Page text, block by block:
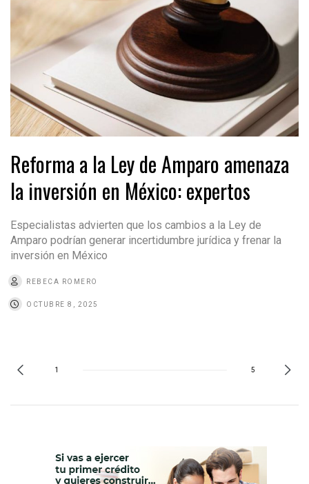
Reforma a la Ley de Amparo amenaza
la inversión en México: expertos
Especialistas advierten que los cambios a la Ley de
Amparo podrían generar incertidumbre jurídica y frenar la
inversión en México
REBECA ROMERO
OCTUBRE 8, 2025
1 5